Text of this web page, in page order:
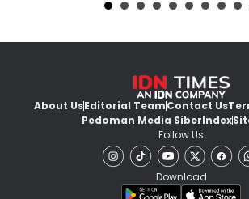
About UsEditorial TeamContact Us
Pedoman Media SiberIndex
Follow Us
Download